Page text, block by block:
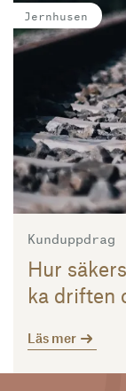
Jernhusen
Kunduppdrag
Hur
ka drif­ten
Läs mer